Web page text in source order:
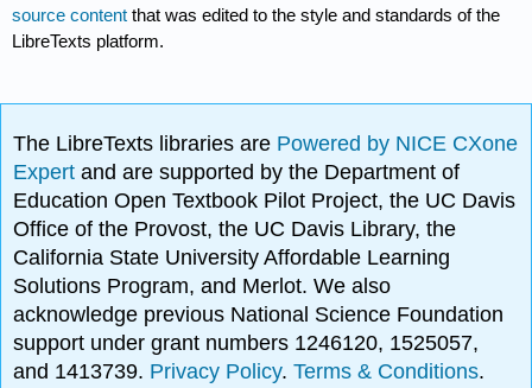
source content that was edited to the style and standards of the
LibreTexts platform.
The LibreTexts libraries are Powered by NICE CXone
Expertand are supported by the Department of
Education Open Textbook Pilot Project, the UC Davis
Office of the Provost, the UC Davis Library, the
California State University Affordable Learning
Solutions Program, and Merlot. We also
acknowledge previous National Science Foundation
support under grant numbers 1246120, 1525057,
and 1413739. Privacy Policy.Terms & Conditions.